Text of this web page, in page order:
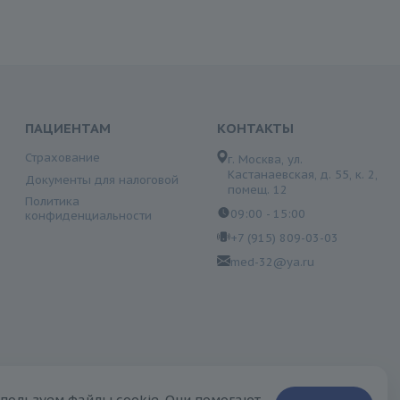
ПАЦИЕНТАМ
Страхование
Документы для налоговой
Политика
конфиденциальности
КОНТАКТЫ
г. Москва, ул.
Кастанаевская, д. 55, к. 2,
помещ. 12
09:00 - 15:00
+7 (915) 809-03-03
med-32@ya.ru
ознакомительный характер и не может быть